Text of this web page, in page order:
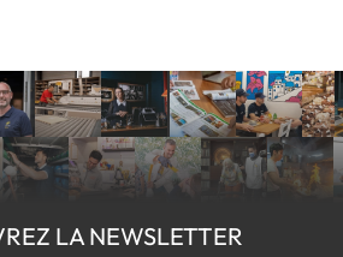
LA NEWSLETTER